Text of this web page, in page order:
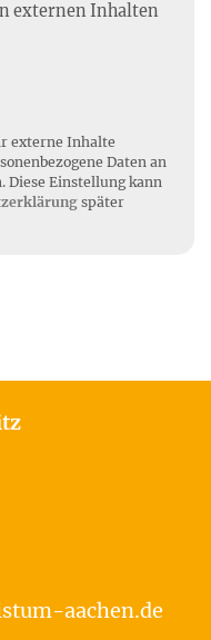
externen Inhalten
externe Inhalte
Daten an
Einstellung kann
später
aachen.de